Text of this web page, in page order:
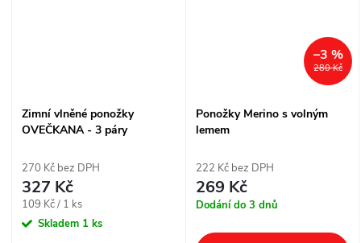
Zimní vlněné ponožky
OVEČKANA - 3 páry
270 Kč bez DPH
327 Kč
Měrná
cena:
109 Kč / 1 ks
Skladem 1 ks
280 Kč
–3 %
Ponožky Merino s volným
lemem
222 Kč bez DPH
269 Kč
Dodání do 3 dnů